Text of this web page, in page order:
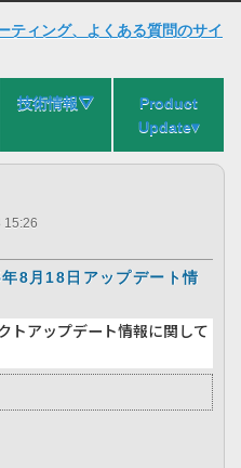
技術情報⛛
Product
Update▾
15:26
8月18日アップデート情
トアップデート情報に関して